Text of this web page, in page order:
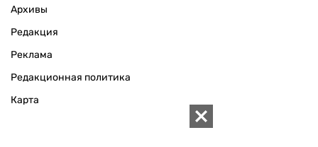
Архивы
Редакция
Реклама
Редакционная политика
Карта